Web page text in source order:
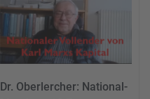
Dr. Oberlercher: National-